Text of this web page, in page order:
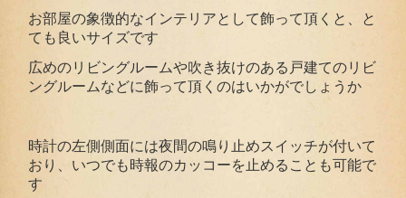
お部屋の象徴的なインテリアとして飾って頂くと、と
ても良いサイズです
広めのリビングルームや吹き抜けのある戸建てのリビ
ングルームなどに飾って頂くのはいかがでしょうか
時計の左側側面には夜間の鳴り止めスイッチが付いて
おり、いつでも時報のカッコーを止めることも可能で
す